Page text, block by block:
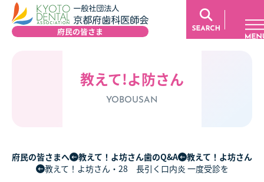
教えて!よ防さん
YOBOUSAN
府民の皆さまへ 教えて！よ坊さん歯のQ&A
教えて！よ坊さん
教えて！よ坊さん・28 長引く口内炎 一度受診を